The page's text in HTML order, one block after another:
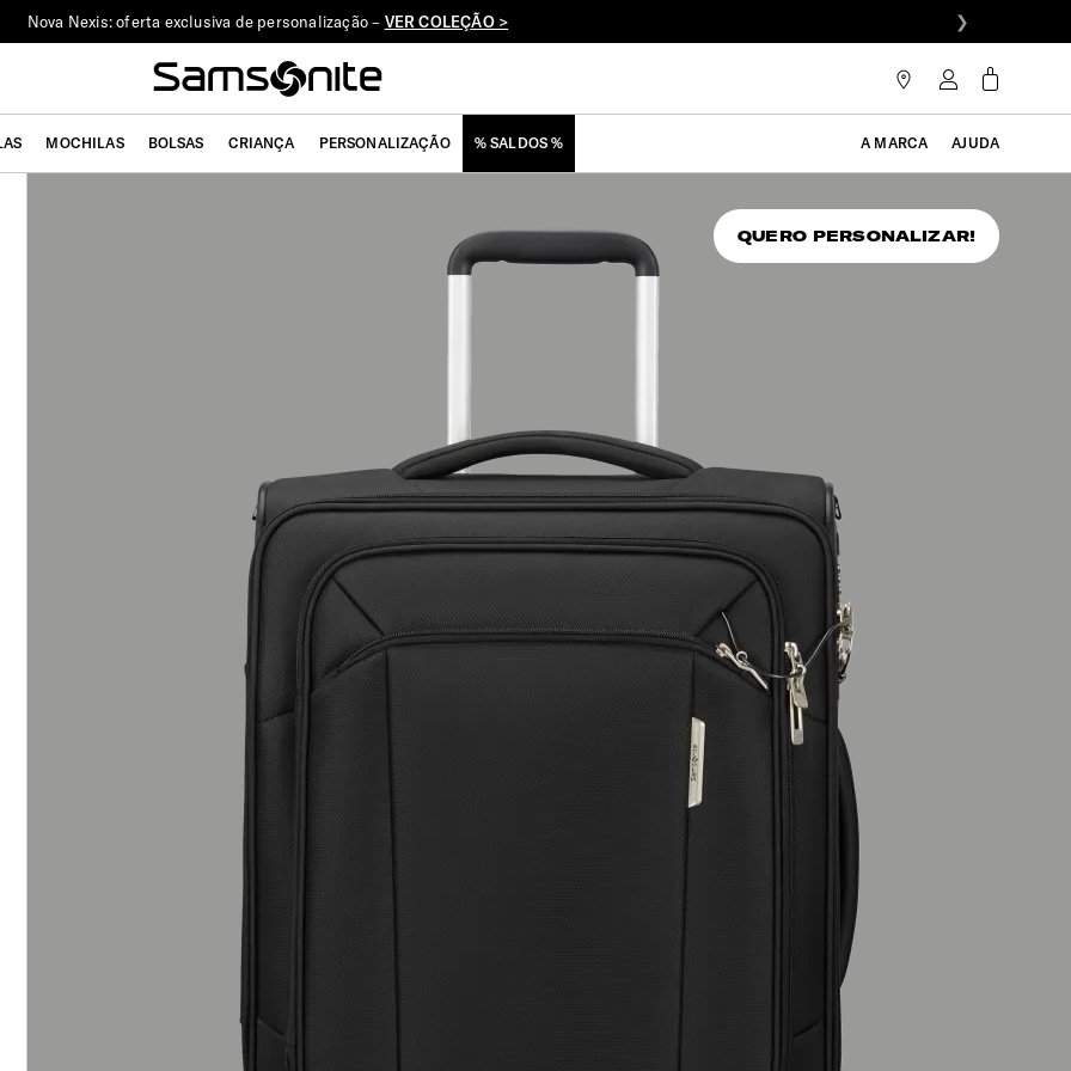
Nova Nexis: oferta exclusiva de personalização – VER COLEÇÃO > ❯
MOCHILAS BOLSAS CRIANÇA PERSONALIZAÇÃO % SALDOS % A MARCA AJUDA
QUERO PERSONALIZAR!